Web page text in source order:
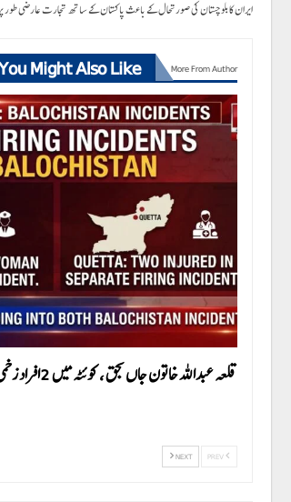
ایران کا بلوچستان کی صورتحال کے باعث پاکستان کے ساتھ تجارت عارضی طور
Might Also Like More From Author
قلعہ عبداللہ خاتون جاں بحق ، کوئٹہ میں 2افراد زخمی ,تحقیقات جاری
NEXT